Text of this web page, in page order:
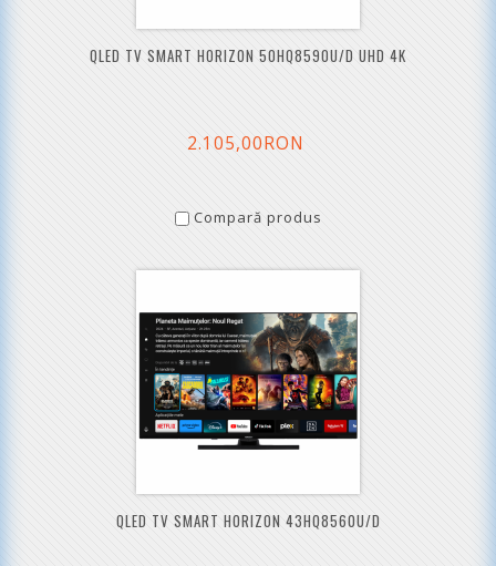
QLED TV SMART HORIZON 50HQ8590U/D UHD 4K
2.105,00RON
Compară produs
QLED TV SMART HORIZON 43HQ8560U/D